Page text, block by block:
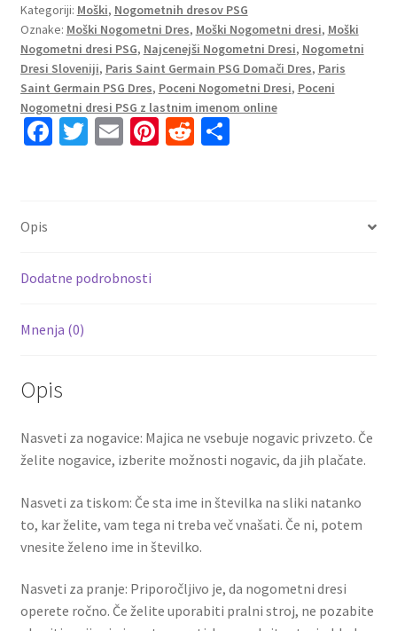
Germain
PSG
Domači
2023
Nogometni
dres
prodaja
Kategoriji: Moški, Nogometnih dresov PSG
Oznake: Moški Nogometni Dres, Moški Nogometni dresi, Moški
Nogometni dresi PSG, Najcenejši Nogometni Dresi, Nogometni
Dresi Sloveniji, Paris Saint Germain PSG Domači Dres, Paris
Saint Germain PSG Dres, Poceni Nogometni Dresi, Poceni
Nogometni dresi PSG z lastnim imenom online
Fa
k
T E Pi R S
Opis
Dodatne podrobnosti
Mnenja (0)
Opis
Nasveti za nogavice: Majica ne vsebuje nogavic privzeto. Če
želite nogavice, izberite možnosti nogavic, da jih plačate.
Nasveti za tiskom: Če sta ime in številka na sliki natanko
to, kar želite, vam tega ni treba več vnašati. Če ni, potem
vnesite želeno ime in številko.
Nasveti za pranje: Priporočljivo je, da nogometni dresi
operete ročno. Če želite uporabiti pralni stroj, ne pozabite